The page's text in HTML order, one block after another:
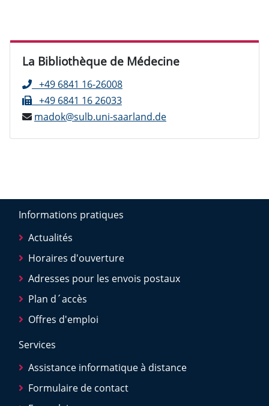
La Bibliothèque de Médecine
+49 6841 16-26008
+49 6841 16 26033
madok@sulb.uni-saarland.de
Informations pratiques
Actualités
Horaires d'ouverture
Adresses pour les envois postaux
Plan d´accès
Offres d'emploi
Services
Assistance informatique à distance
Formulaire de contact